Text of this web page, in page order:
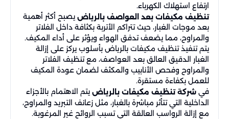
ارتفاع استهلاك الكهرباء.
تنظيف مكيفات بعد العواصف بالرياض يصبح أكثر أهمية
بعد موجات الغبار، حيث تتراكم الأتربة بكثافة داخل الفلاتر
والمراوح، مما يضعف تدفق الهواء ويؤثر على أداء المكيف.
يتم تنفيذ تنظيف مكيفات بالرياض بأسلوب يركز على إزالة
الغبار الدقيق العالق بعد العواصف، مع تنظيف الفلاتر
والمراوح وفحص الأنابيب والمكثف لضمان عودة المكيف
للعمل بكفاءة مستقرة.
في شركة تنظيف مكيفات بالرياض يتم الاهتمام بالأجزاء
الداخلية التي تتأثر مباشرة بالغبار، مثل زعانف التبريد والمراوح،
مع إزالة الرواسب العالقة التي تسبب الروائح غير المرغوبة.